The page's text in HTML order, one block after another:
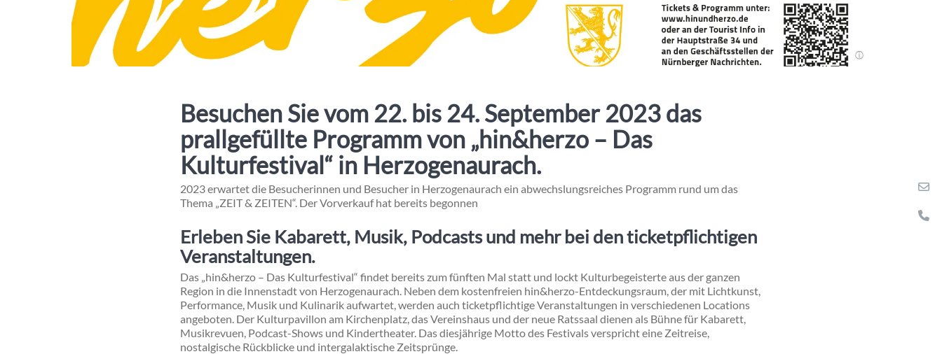
Besuchen Sie vom 22. bis 24. September 2023 das
prallgefüllte Programm von „hin&herzo – Das
Kulturfestival“ in Herzogenaurach.
2023 erwartet die Besucherinnen und Besucher in Herzogenaurach ein abwechslungsreiches Programm rund um das
Thema „ZEIT & ZEITEN“. Der Vorverkauf hat bereits begonnen
Erleben Sie Kabarett, Musik, Podcasts und mehr bei den ticketpflichtigen
Veranstaltungen.
Das „hin&herzo – Das Kulturfestival“ findet bereits zum fünften Mal statt und lockt Kulturbegeisterte aus der ganzen
Region in die Innenstadt von Herzogenaurach. Neben dem kostenfreien hin&herzo-Entdeckungsraum, der mit Lichtkunst,
Performance, Musik und Kulinarik aufwartet, werden auch ticketpflichtige Veranstaltungen in verschiedenen Locations
angeboten. Der Kulturpavillon am Kirchenplatz, das Vereinshaus und der neue Ratssaal dienen als Bühne für Kabarett,
Musikrevuen, Podcast-Shows und Kindertheater. Das diesjährige Motto des Festivals verspricht eine Zeitreise,
nostalgische Rückblicke und intergalaktische Zeitsprünge.